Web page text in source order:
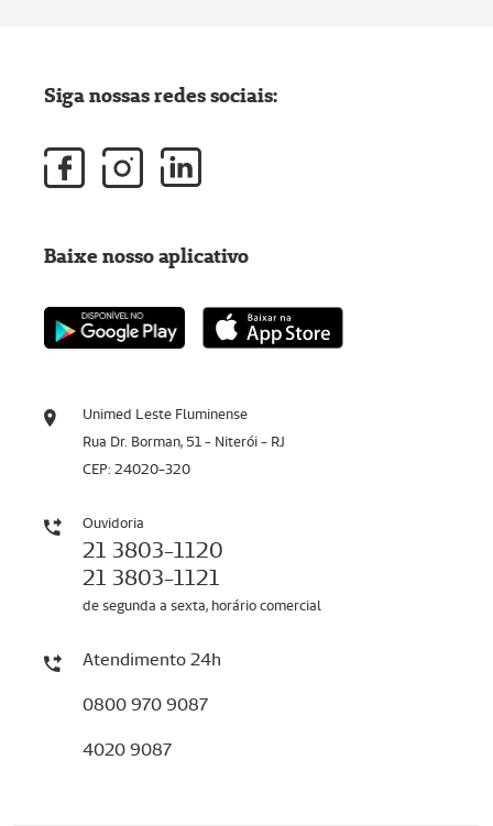
Unimed Leste Fluminense
Rua Dr. Borman, 51 - Niterói - RJ
CEP: 24020-320
Ouvidoria
21 3803-1120
21 3803-1121
de segunda a sexta, horário comercial
Atendimento 24h
0800 970 9087
4020 9087
Siga nossas redes sociais:
Baixe nosso aplicativo